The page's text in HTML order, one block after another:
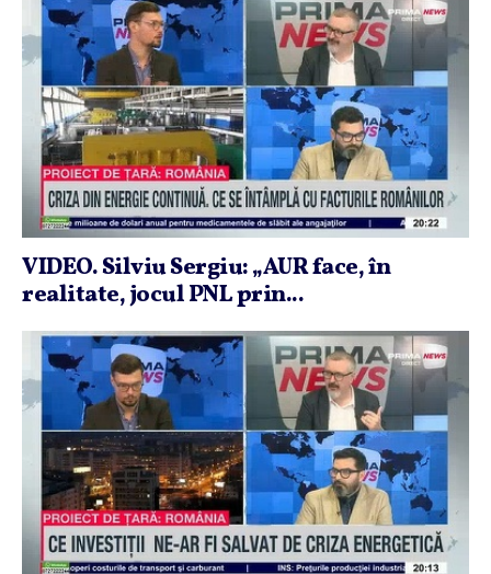
VIDEO. Silviu Sergiu: „AUR face, în
realitate, jocul PNL prin...